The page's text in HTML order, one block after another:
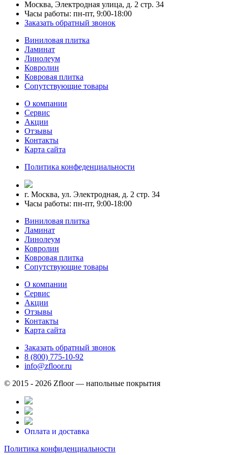
Москва, Электродная улица, д. 2 стр. 34
Часы работы: пн-пт, 9:00-18:00
Заказать обратный звонок
Виниловая плитка
Ламинат
Линолеум
Ковролин
Ковровая плитка
Сопутствующие товары
О компании
Сервис
Акции
Отзывы
Контакты
Карта сайта
Политика конфеденциальности
г. Москва, ул. Электродная, д. 2 стр. 34
Часы работы: пн-пт, 9:00-18:00
Виниловая плитка
Ламинат
Линолеум
Ковролин
Ковровая плитка
Сопутствующие товары
О компании
Сервис
Акции
Отзывы
Контакты
Карта сайта
Заказать обратный звонок
8 (800) 775-10-92
info@zfloor.ru
© 2015 - 2026 Zfloor — напольные покрытия
Оплата и доставка
Политика конфиденциальности